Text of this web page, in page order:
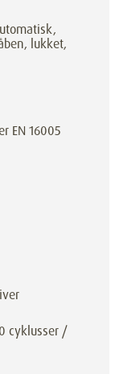
lukket,
EN 16005
cyklusser /